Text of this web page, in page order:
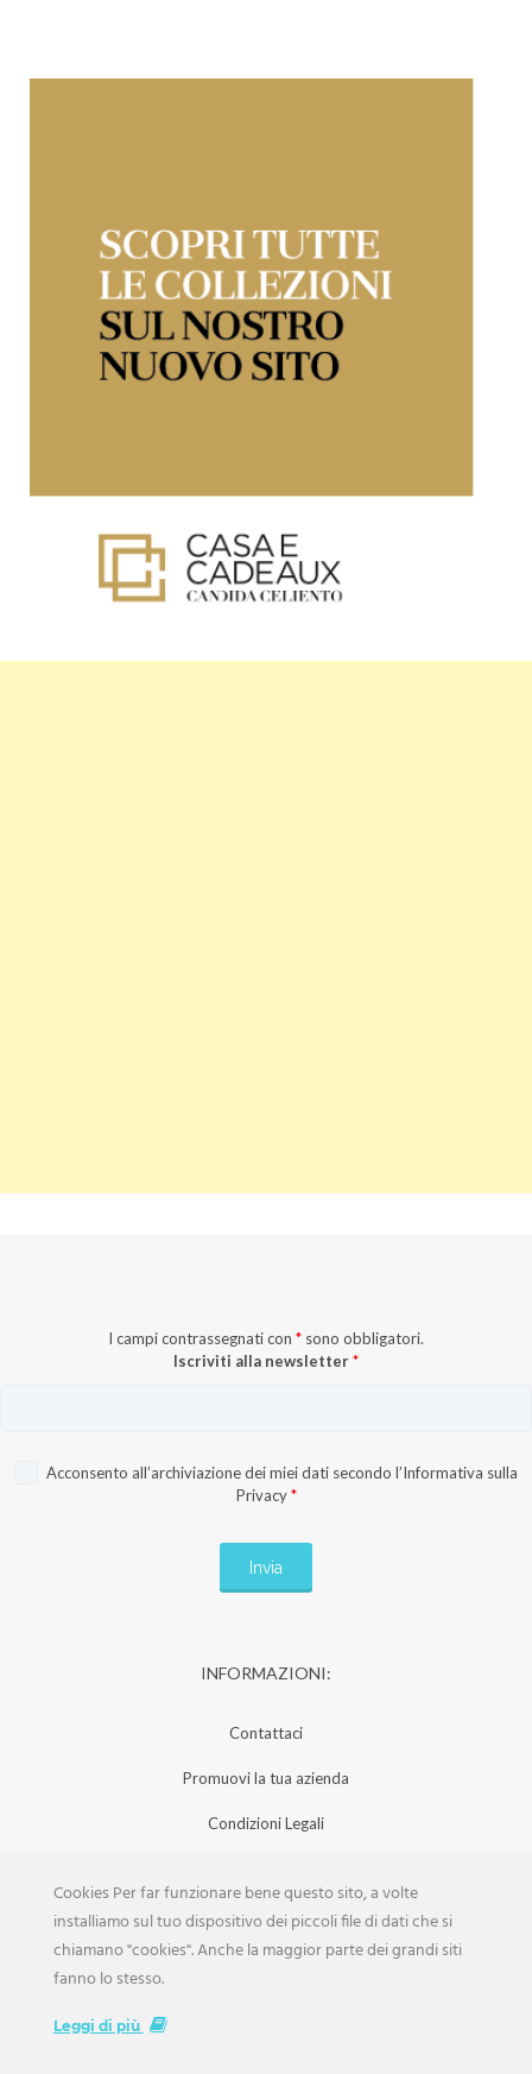
I campi contrassegnati con * sono obbligatori.
Iscriviti alla newsletter*
Acconsento all’archiviazione dei miei dati secondo l’Informativa sulla
Privacy *
INFORMAZIONI:
Contattaci
Promuovi la tua azienda
Condizioni Legali
Iscrizione Aziende
Scarica la Rivista
Cookies Per far funzionare bene questo sito, a volte
installiamo sul tuo dispositivo dei piccoli file di dati che si
chiamano "cookies". Anche la maggior parte dei grandi siti
fanno lo stesso.
Leggi di più